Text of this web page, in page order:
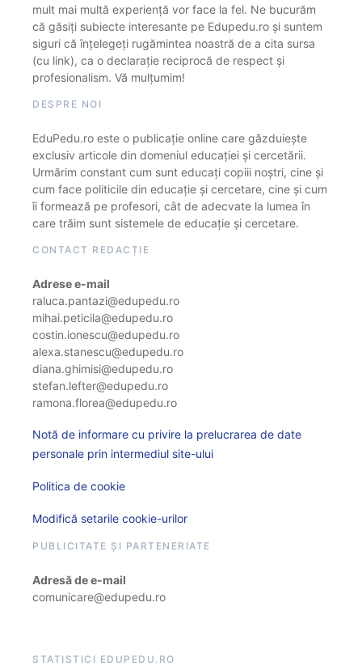
mult mai multă experiență vor face la fel. Ne bucurăm
că găsiți subiecte interesante pe Edupedu.ro și suntem
siguri că înțelegeți rugămintea noastră de a cita sursa
(cu link), ca o declarație reciprocă de respect și
profesionalism. Vă mulțumim!
DESPRE NOI
EduPedu.ro este o publicație online care găzduiește
exclusiv articole din domeniul educației și cercetării.
Urmărim constant cum sunt educați copiii noștri, cine și
cum face politicile din educație și cercetare, cine și cum
îi formează pe profesori, cât de adecvate la lumea în
care trăim sunt sistemele de educație și cercetare.
CONTACT REDACȚIE
Adrese e-mail
raluca.pantazi@edupedu.ro
mihai.peticila@edupedu.ro
costin.ionescu@edupedu.ro
alexa.stanescu@edupedu.ro
diana.ghimisi@edupedu.ro
stefan.lefter@edupedu.ro
ramona.florea@edupedu.ro
Notă de informare cu privire la prelucrarea de date
personale prin intermediul site-ului
Politica de cookie
Modifică setarile cookie-urilor
PUBLICITATE ȘI PARTENERIATE
Adresă de e-mail
comunicare@edupedu.ro
STATISTICI EDUPEDU.RO